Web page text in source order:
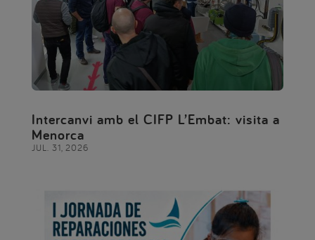
Intercanvi amb el CIFP L’Embat: visita a
Menorca
JUL. 31, 2026